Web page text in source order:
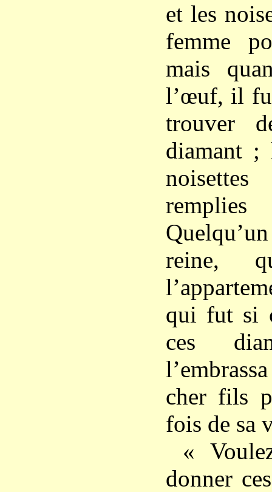
et les
femme
mais
l’œuf, il
trouver
diamant ;
reine,
qui fut si
ces
cher fils
fois de sa
«
donner